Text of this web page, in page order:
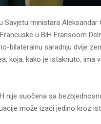
Savjetu ministara
u BiH Fransoom
bilateralnu saradnju dvije
koja, kako je istaknuto, ima
nije suočena sa
može izaći jedino kroz